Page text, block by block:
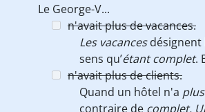
Le George-V...
n'avait plus de vacances.
Les vacancesdésignent
sens qu’étant complet.
n'avait plus de clients.
Quand un hôtel n'a
contraire de complet.